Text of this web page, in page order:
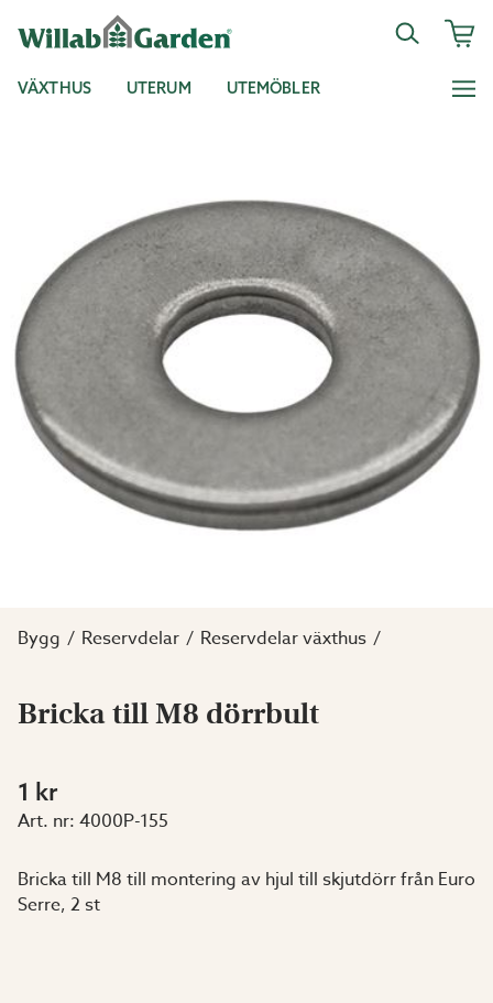
VÄXTHUS UTERUM UTEMÖBLER
Bygg Reservdelar Reservdelar växthus
Bricka till M8 dörrbult
1 kr
Art. nr: 4000P-155
Bricka till M8 till montering av hjul till skjutdörr från Euro
Serre, 2 st